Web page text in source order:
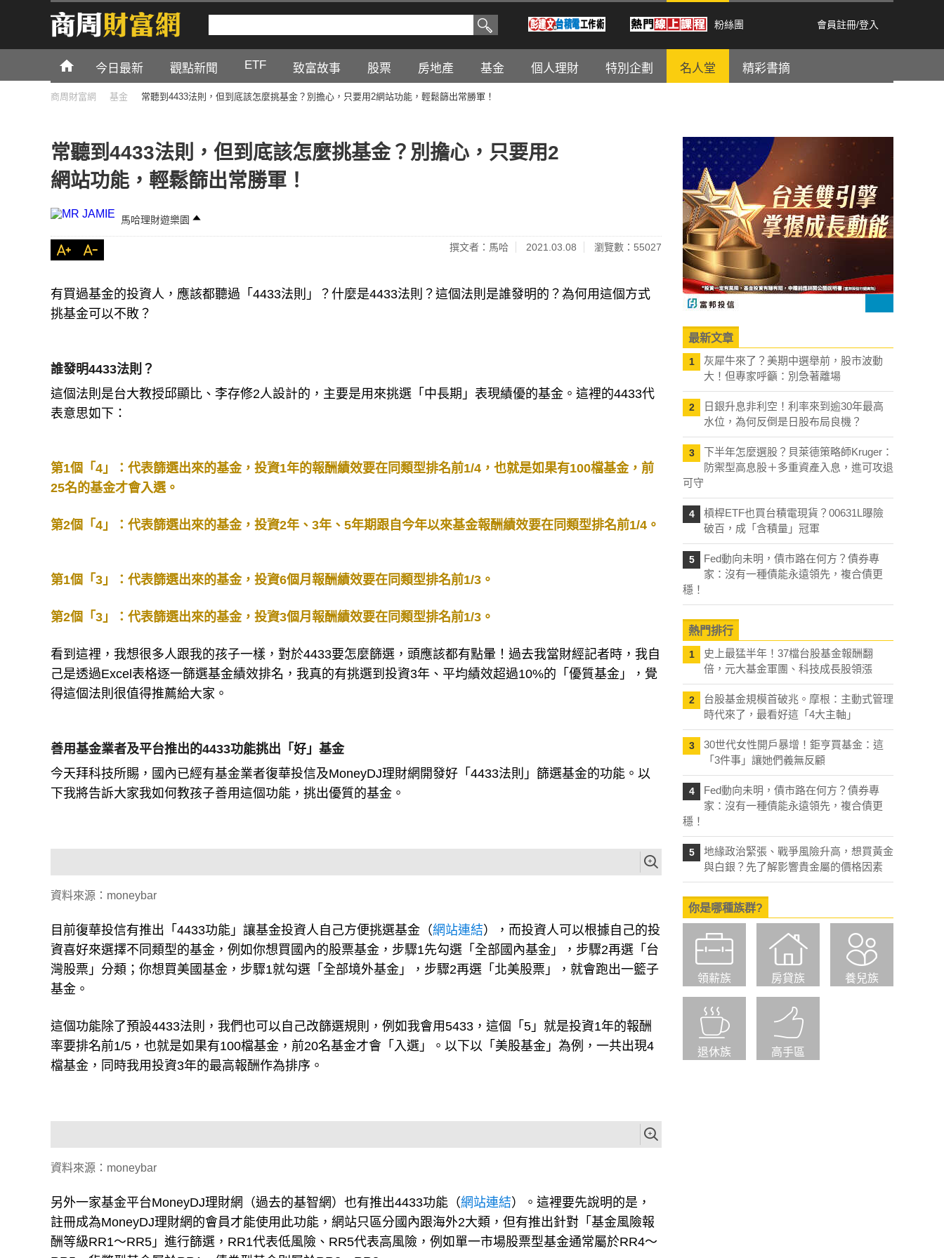
粉絲團 會員註冊/登入
今日最新 觀點新聞 ETF 致富故事 股票 房地產 基金 個人理財 特別企劃 名人堂 精彩書摘
商周財富網 基金 常聽到4433法則，但到底該怎麼挑基金？別擔心，只要用2網站功能，輕鬆篩出常勝軍！
常聽到4433法則，但到底該怎麼挑基金？別擔心，只要用2
網站功能，輕鬆篩出常勝軍！
馬哈理財遊樂園
撰文者：馬哈 2021.03.08 瀏覽數：55027
有買過基金的投資人，應該都聽過「4433法則」？什麼是4433法則？這個法則是誰發明的？為何用這個方式
挑基金可以不敗？
誰發明4433法則？
這個法則是台大教授邱顯比、李存修2人設計的，主要是用來挑選「中長期」表現績優的基金。這裡的4433代
表意思如下：
第1個「4」：代表篩選出來的基金，投資1年的報酬績效要在同類型排名前1/4，也就是如果有100檔基金，前
25名的基金才會入選。
第2個「4」：代表篩選出來的基金，投資2年、3年、5年期跟自今年以來基金報酬績效要在同類型排名前1/4。
第1個「3」：代表篩選出來的基金，投資6個月報酬績效要在同類型排名前1/3。
第2個「3」：代表篩選出來的基金，投資3個月報酬績效要在同類型排名前1/3。
看到這裡，我想很多人跟我的孩子一樣，對於4433要怎麼篩選，頭應該都有點暈！過去我當財經記者時，我自
己是透過Excel表格逐一篩選基金績效排名，我真的有挑選到投資3年、平均績效超過10%的「優質基金」，覺
得這個法則很值得推薦給大家。
善用基金業者及平台推出的4433功能挑出「好」基金
今天拜科技所賜，國內已經有基金業者復華投信及MoneyDJ理財網開發好「4433法則」篩選基金的功能。以
下我將告訴大家我如何教孩子善用這個功能，挑出優質的基金。
資料來源：moneybar
目前復華投信有推出「4433功能」讓基金投資人自己方便挑選基金（網站連結），而投資人可以根據自己的投
資喜好來選擇不同類型的基金，例如你想買國內的股票基金，步驟1先勾選「全部國內基金」，步驟2再選「台
灣股票」分類；你想買美國基金，步驟1就勾選「全部境外基金」，步驟2再選「北美股票」，就會跑出一籃子
基金。
這個功能除了預設4433法則，我們也可以自己改篩選規則，例如我會用5433，這個「5」就是投資1年的報酬
率要排名前1/5，也就是如果有100檔基金，前20名基金才會「入選」。以下以「美股基金」為例，一共出現4
檔基金，同時我用投資3年的最高報酬作為排序。
資料來源：moneybar
另外一家基金平台MoneyDJ理財網（過去的基智網）也有推出4433功能（網站連結）。這裡要先說明的是，
註冊成為MoneyDJ理財網的會員才能使用此功能，網站只區分國內跟海外2大類，但有推出針對「基金風險報
酬等級RR1～RR5」進行篩選，RR1代表低風險、RR5代表高風險，例如單一市場股票型基金通常屬於RR4～
最新文章
1
灰犀牛來了？美期中選舉前，股市波動
大！但專家呼籲：別急著離場
2
日銀升息非利空！利率來到逾30年最高
水位，為何反倒是日股布局良機？
3
下半年怎麼選股？貝萊德策略師Kruger：
防禦型高息股＋多重資產入息，進可攻退
可守
4
槓桿ETF也買台積電現貨？00631L曝險
破百，成「含積量」冠軍
5
Fed動向未明，債市路在何方？債券專
家：沒有一種債能永遠領先，複合債更
穩！
熱門排行
1
史上最猛半年！37檔台股基金報酬翻
倍，元大基金軍團、科技成長股領漲
2
台股基金規模首破兆。摩根：主動式管理
時代來了，最看好這「4大主軸」
3
30世代女性開戶暴增！鉅亨買基金：這
「3件事」讓她們義無反顧
4
Fed動向未明，債市路在何方？債券專
家：沒有一種債能永遠領先，複合債更
穩！
5
地緣政治緊張、戰爭風險升高，想買黃金
與白銀？先了解影響貴金屬的價格因素
你是哪種族群?
領薪族 房貸族 養兒族
退休族 高手區